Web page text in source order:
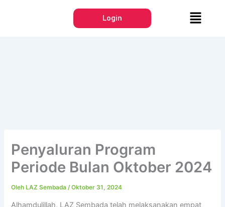
Login Menu
Penyaluran Program
Periode Bulan Oktober 2024
OlehLAZ Sembada/Oktober 31, 2024